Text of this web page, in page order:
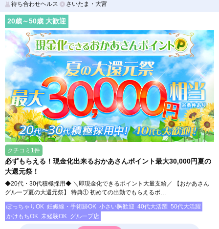
待ち合わせヘルス さいたま・大宮
20歳～50歳 大歓迎
クチコミ1件
必ずもらえる！現金化出来るおかあさんポイント最大30,000円夏の
大還元祭！
◆20代・30代積極採用◆ ＼即現金化できるポイント大量支給／ 【おかあさん
グループ夏の大還元祭】 特典① 初めての出勤でもらえるボ…
ぽっちゃりOK 妊娠線・手術跡OK 小さい胸歓迎 40代大活躍 50代大活躍
かけもちOK 未経験OK グループ店